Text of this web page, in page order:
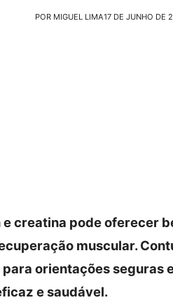
POR MIGUEL LIMA17 DE JUNHO DE
creatina pode oferecer
muscular.
orientações seguras
e saudável.